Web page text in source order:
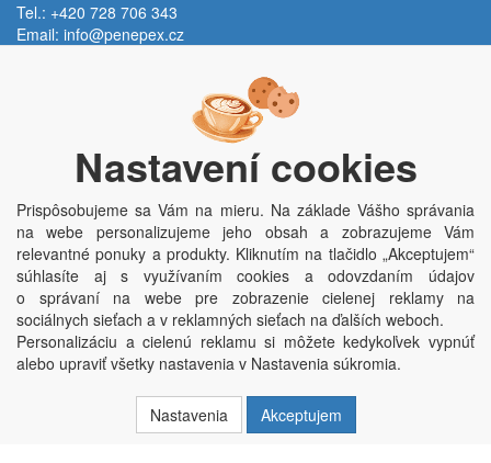
Tel.: +420 728 706 343
Email: info@penepex.cz
Trávník 2076, 686 03 Staré Město
Copyright © Penepex s.r.o. 2025, powered byABRA E-shop
Penepex s.r.o., Za Špicí 1798, 686 03 Staré Město; IČO: 03220923; DIČ:
CZ03220923; zápis do obchodního rejstříku dne 22. 7. 2014, krajský soud v
Brně oddíl C, vložka 84002
Nastavení cookies
Prispôsobujeme sa Vám na mieru. Na základe Vášho správania
na webe personalizujeme jeho obsah a zobrazujeme Vám
relevantné ponuky a produkty. Kliknutím na tlačidlo „Akceptujem“
súhlasíte aj s využívaním cookies a odovzdaním údajov
o správaní na webe pre zobrazenie cielenej reklamy na
sociálnych sieťach a v reklamných sieťach na ďalších weboch.
Personalizáciu a cielenú reklamu si môžete kedykoľvek vypnúť
alebo upraviť všetky nastavenia v Nastavenia súkromia.
Nastavenia Akceptujem